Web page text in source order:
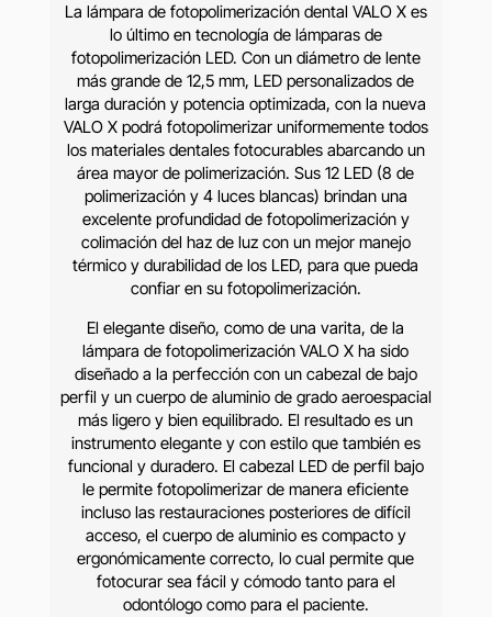
La lámpara de fotopolimerización dental VALO X es
lo último en tecnología de lámparas de
fotopolimerización LED. Con un diámetro de lente
más grande de 12,5 mm, LED personalizados de
larga duración y potencia optimizada, con la nueva
VALO X podrá fotopolimerizar uniformemente todos
los materiales dentales fotocurables abarcando un
área mayor de polimerización. Sus 12 LED (8 de
polimerización y 4 luces blancas) brindan una
excelente profundidad de fotopolimerización y
colimación del haz de luz con un mejor manejo
térmico y durabilidad de los LED, para que pueda
confiar en su fotopolimerización.
El elegante diseño, como de una varita, de la
lámpara de fotopolimerización VALO X ha sido
diseñado a la perfección con un cabezal de bajo
perfil y un cuerpo de aluminio de grado aeroespacial
más ligero y bien equilibrado. El resultado es un
instrumento elegante y con estilo que también es
funcional y duradero. El cabezal LED de perfil bajo
le permite fotopolimerizar de manera eficiente
incluso las restauraciones posteriores de difícil
acceso, el cuerpo de aluminio es compacto y
ergonómicamente correcto, lo cual permite que
fotocurar sea fácil y cómodo tanto para el
odontólogo como para el paciente.